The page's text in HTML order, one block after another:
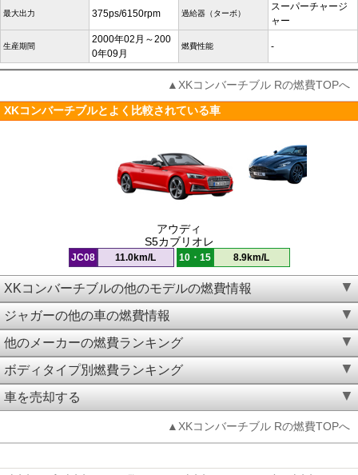
最大出力 375ps/6150rpm 過給器（ターボ）
スーパーチャージ
ャー
生産期間
2000年02月～200
0年09月
燃費性能 -
▲XKコンバーチブル Rの燃費TOPへ
XKコンバーチブルとよく比較されている車
アウディ
S5カブリオレ
JC08 11.0km/L 10・15 8.9km/L
XKコンバーチブルの他のモデルの燃費情報
ジャガーの他の車の燃費情報
他のメーカーの燃費ランキング
ボディタイプ別燃費ランキング
車を売却する
▲XKコンバーチブル Rの燃費TOPへ